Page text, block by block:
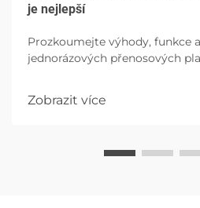
je nejlepší
Prozkoumejte výhody, funkce
jednorázových přenosových
Zobrazit více